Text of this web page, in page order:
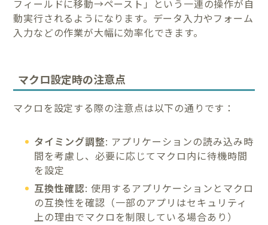
フィールドに移動→ペースト」という一連の操作が自
動実行されるようになります。データ入力やフォーム
入力などの作業が大幅に効率化できます。
マクロ設定時の注意点
マクロを設定する際の注意点は以下の通りです：
タイミング調整: アプリケーションの読み込み時
間を考慮し、必要に応じてマクロ内に待機時間
を設定
互換性確認: 使用するアプリケーションとマクロ
の互換性を確認（一部のアプリはセキュリティ
上の理由でマクロを制限している場合あり）